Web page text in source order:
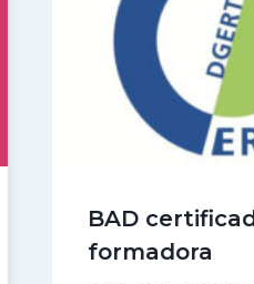
BAD
formadora